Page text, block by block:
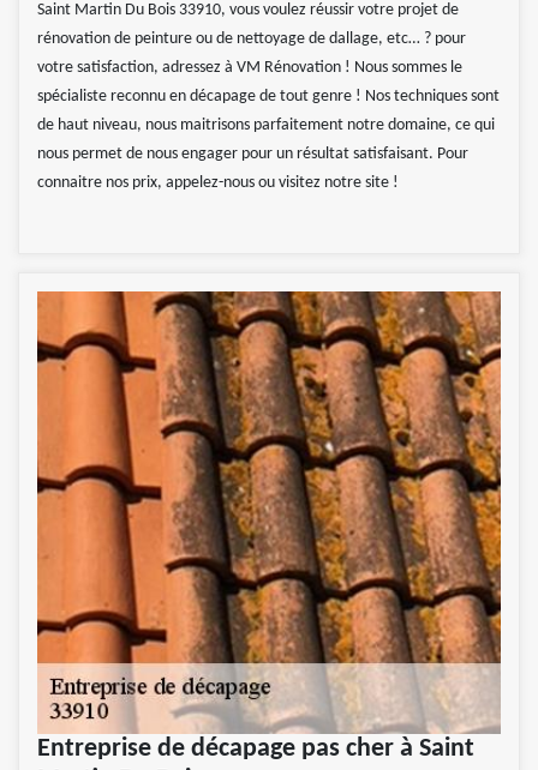
Saint Martin Du Bois 33910, vous voulez réussir votre projet de
rénovation de peinture ou de nettoyage de dallage, etc… ? pour
votre satisfaction, adressez à VM Rénovation ! Nous sommes le
spécialiste reconnu en décapage de tout genre ! Nos techniques sont
de haut niveau, nous maitrisons parfaitement notre domaine, ce qui
nous permet de nous engager pour un résultat satisfaisant. Pour
connaitre nos prix, appelez-nous ou visitez notre site !
Entreprise de décapage pas cher à Saint